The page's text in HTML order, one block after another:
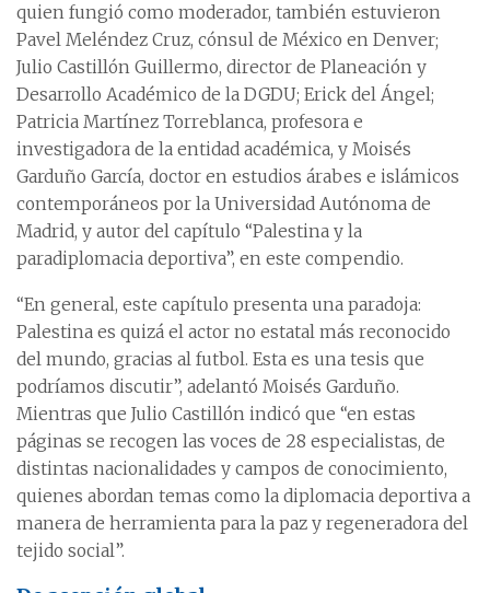
quien fungió como moderador, también estuvieron
Pavel Meléndez Cruz, cónsul de México en Denver;
Julio Castillón Guillermo, director de Planeación y
Desarrollo Académico de la DGDU; Erick del Ángel;
Patricia Martínez Torreblanca, profesora e
investigadora de la entidad académica, y Moisés
Garduño García, doctor en estudios árabes e islámicos
contemporáneos por la Universidad Autónoma de
Madrid, y autor del capítulo “Palestina y la
paradiplomacia deportiva”, en este compendio.
“En general, este capítulo presenta una paradoja:
Palestina es quizá el actor no estatal más reconocido
del mundo, gracias al futbol. Esta es una tesis que
podríamos discutir”, adelantó Moisés Garduño.
Mientras que Julio Castillón indicó que “en estas
páginas se recogen las voces de 28 especialistas, de
distintas nacionalidades y campos de conocimiento,
quienes abordan temas como la diplomacia deportiva a
manera de herramienta para la paz y regeneradora del
tejido social”.